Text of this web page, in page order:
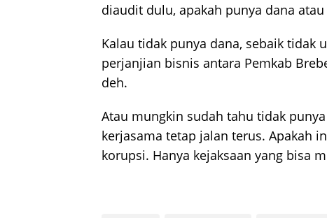
diaudit dulu, apakah punya dana
Kalau tidak punya dana, sebaik tidak
perjanjian bisnis antara Pemkab
deh.
Atau mungkin sudah tahu tidak
kerjasama tetap jalan terus. Apakah
korupsi. Hanya kejaksaan yang bisa